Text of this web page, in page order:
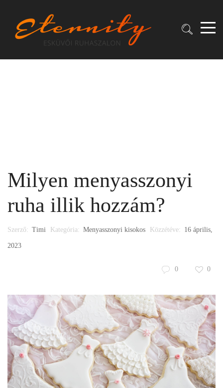
Milyen menyasszonyi
ruha illik hozzám?
Szerző: Timi Kategória: Menyasszonyi kisokos Közzétéve: 16 április,
2023
0 0